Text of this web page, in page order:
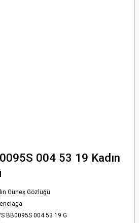
004 53 19 Kadın
Güneş Gözlüğü
BB0095S 004 53 19 G